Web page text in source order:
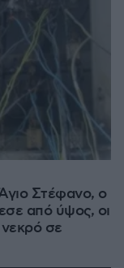
Στέφανο, ο
από ύψος, οι
σε